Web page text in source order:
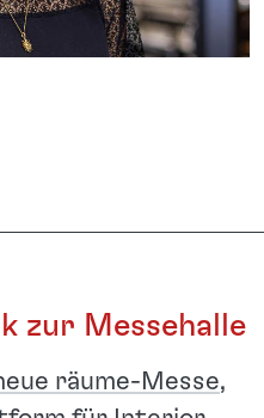
zur Messehalle
räume-Messe,